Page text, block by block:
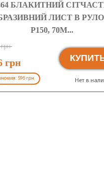
БЛАКИТНИЙ
ЛИСТ В
Р150, 70М...
грн
грн
596 грн Нет в